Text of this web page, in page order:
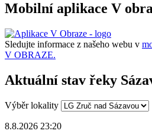
Mobilní aplikace V
Sledujte informace z našeho webu v
V OBRAZE.
Aktuální stav řeky
Výběr lokality
8.8.2026 23:20